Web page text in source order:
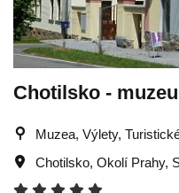
Chotilsko -
Muzea, Výlety,
Chotilsko, Okolí Prahy,